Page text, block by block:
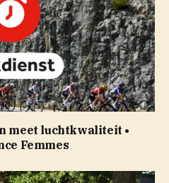
meet luchtkwaliteit •
Femmes